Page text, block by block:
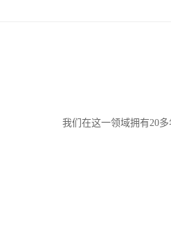
我们在这一领域拥有20